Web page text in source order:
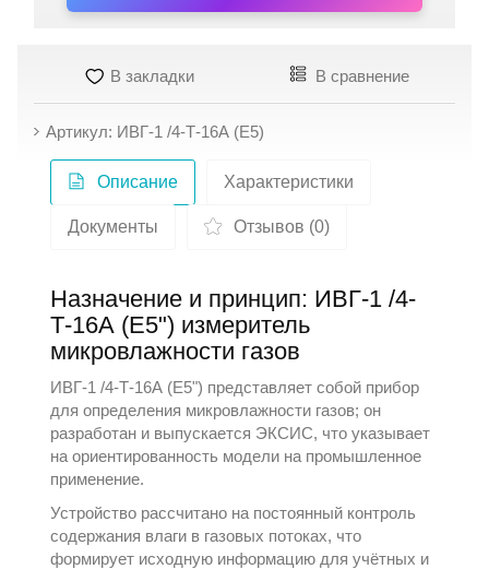
В закладки В сравнение
Артикул: ИВГ-1 /4-Т-16А (E5)
Описание Характеристики
Документы Отзывов (0)
Назначение и принцип: ИВГ-1 /4-
Т-16А (Е5") измеритель
микровлажности газов
ИВГ-1 /4-Т-16А (Е5") представляет собой прибор
для определения микровлажности газов; он
разработан и выпускается ЭКСИС, что указывает
на ориентированность модели на промышленное
применение.
Устройство рассчитано на постоянный контроль
содержания влаги в газовых потоках, что
формирует исходную информацию для учётных и